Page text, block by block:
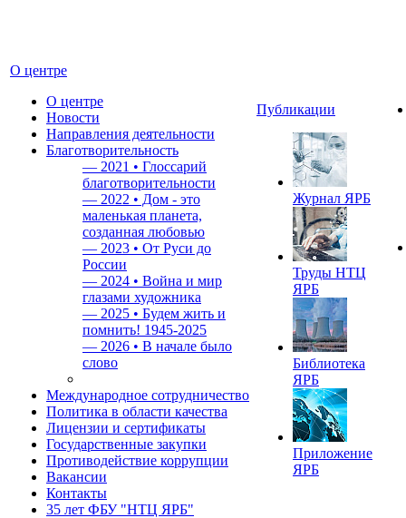
О центре
О центре
Новости
Направления деятельности
Благотворительность
— 2021 • Глоссарий
благотворительности
— 2022 • Дом - это
маленькая планета,
созданная любовью
— 2023 • От Руси до
России
— 2024 • Война и мир
глазами художника
— 2025 • Будем жить и
помнить! 1945-2025
— 2026 • В начале было
слово
Международное сотрудничество
Политика в области качества
Лицензии и сертификаты
Государственные закупки
Противодействие коррупции
Вакансии
Контакты
35 лет ФБУ "НТЦ ЯРБ"
Публикации
Журнал ЯРБ
Труды НТЦ
ЯРБ
Библиотека
ЯРБ
Приложение
ЯРБ